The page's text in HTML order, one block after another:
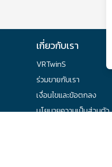
เกี่ยวกับเรา
VRTwinS
ร่วมขายกับเรา
เงื่อนไขและข้อตกลง
นโยบายความเป็นส่วนตัว